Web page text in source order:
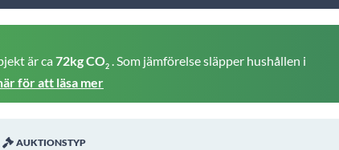
är ca 72kg CO2 . Som jämförelse släpper hushållen i
för att läsa mer
AUKTIONSTYP